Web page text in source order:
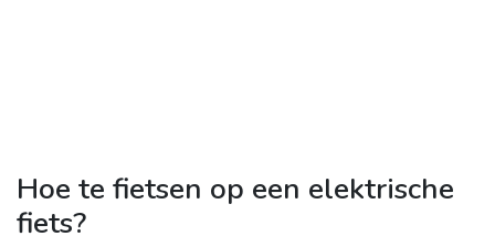
Hoe te fietsen op een elektrische
fiets?